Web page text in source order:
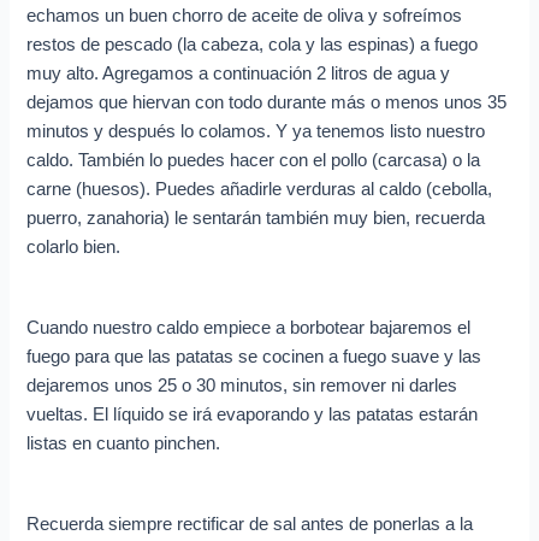
echamos un buen chorro de aceite de oliva y sofreímos
restos de pescado (la cabeza, cola y las espinas) a fuego
muy alto. Agregamos a continuación 2 litros de agua y
dejamos que hiervan con todo durante más o menos unos 35
minutos y después lo colamos. Y ya tenemos listo nuestro
caldo. También lo puedes hacer con el pollo (carcasa) o la
carne (huesos). Puedes añadirle verduras al caldo (cebolla,
puerro, zanahoria) le sentarán también muy bien, recuerda
colarlo bien.
Cuando nuestro caldo empiece a borbotear bajaremos el
fuego para que las patatas se cocinen a fuego suave y las
dejaremos unos 25 o 30 minutos, sin remover ni darles
vueltas. El líquido se irá evaporando y las patatas estarán
listas en cuanto pinchen.
Recuerda siempre rectificar de sal antes de ponerlas a la